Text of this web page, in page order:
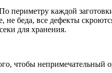
периметру каждой
беда, все дефекты
для хранения.
чтобы